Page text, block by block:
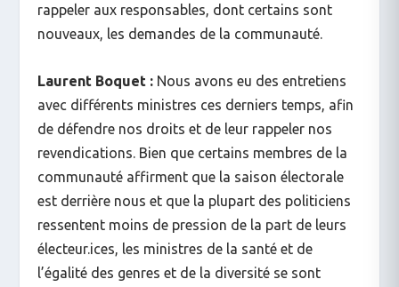
rappeler aux responsables, dont certains sont
nouveaux, les demandes de la communauté.
Laurent Boquet : Nous avons eu des entretiens
avec différents ministres ces derniers temps, afin
de défendre nos droits et de leur rappeler nos
revendications. Bien que certains membres de la
communauté affirment que la saison électorale
est derrière nous et que la plupart des politiciens
ressentent moins de pression de la part de leurs
électeur.ices, les ministres de la santé et de
l’égalité des genres et de la diversité se sont